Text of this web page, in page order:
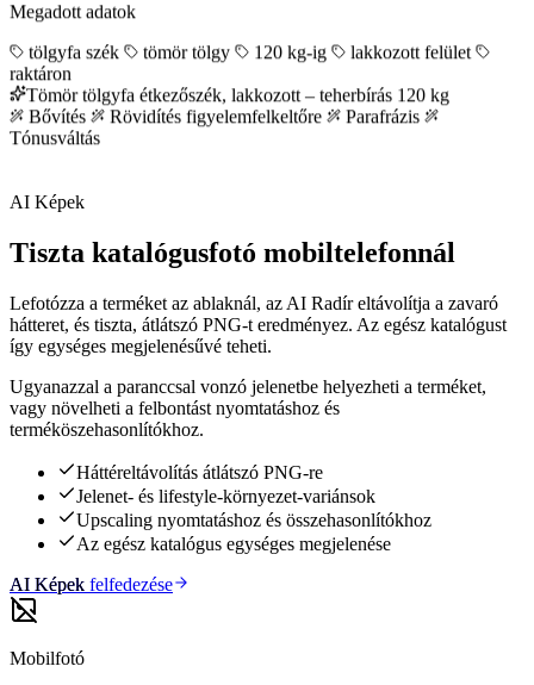
Megadott adatok
tölgyfa szék
tömör tölgy 120 kg-ig
lakkozott felület
raktáron
Tömör tölgyfa étkezőszék, lakkozott – teherbírás 120 kg
Bővítés
Rövidítés figyelemfelkeltőre
Parafrázis
Tónusváltás
AI Képek
Tiszta katalógusfotó mobiltelefonnál
Lefotózza a terméket az ablaknál, az AI Radír eltávolítja a zavaró
hátteret, és tiszta, átlátszó PNG-t eredményez. Az egész katalógust
így egységes megjelenésűvé teheti.
Ugyanazzal a paranccsal vonzó jelenetbe helyezheti a terméket,
vagy növelheti a felbontást nyomtatáshoz és
terméköszehasonlítókhoz.
Háttéreltávolítás átlátszó PNG-re
Jelenet- és lifestyle-környezet-variánsok
Upscaling nyomtatáshoz és összehasonlítókhoz
Az egész katalógus egységes megjelenése
AI Képek felfedezése
AI Képek
Mobilfotó